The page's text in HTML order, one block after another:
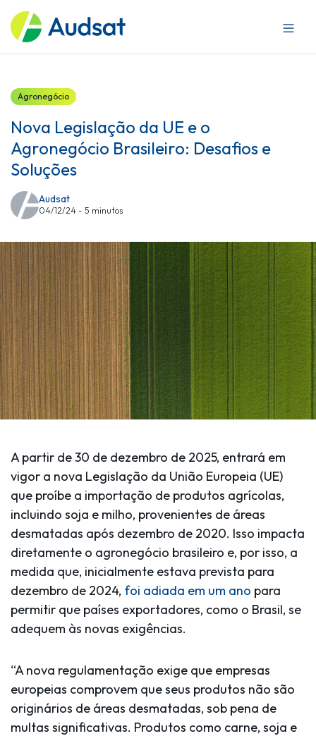
Sobre a Audsat
Mercados
Blog
Trabalhe conosco
Agronegócio
Nova Legislação da UE e o
Agronegócio Brasileiro: Desafios e
Soluções
Audsat
04/12/24 - 5 minutos
A partir de 30 de dezembro de 2025, entrará em
vigor a nova Legislação da União Europeia (UE)
que proíbe a importação de produtos agrícolas,
incluindo soja e milho, provenientes de áreas
desmatadas após dezembro de 2020. Isso impacta
diretamente o agronegócio brasileiro e, por isso, a
medida que, inicialmente estava prevista para
dezembro de 2024, foi adiada em um ano para
permitir que países exportadores, como o Brasil, se
adequem às novas exigências.
“A nova regulamentação exige que empresas
europeias comprovem que seus produtos não são
originários de áreas desmatadas, sob pena de
multas significativas. Produtos como carne, soja e